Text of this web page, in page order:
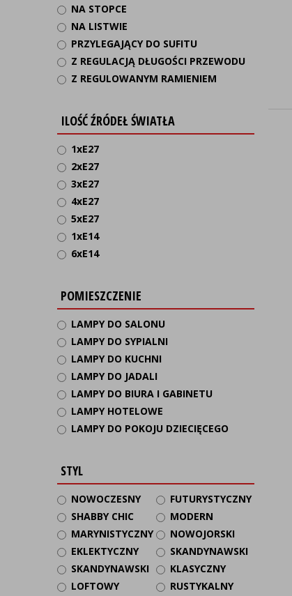
NA STOPCE
NA LISTWIE
PRZYLEGAJĄCY DO SUFITU
Z REGULACJĄ DŁUGOŚCI PRZEWODU
Z REGULOWANYM RAMIENIEM
ILOŚĆ ŹRÓDEŁ ŚWIATŁA
1xE27
2xE27
3xE27
4xE27
5xE27
1xE14
6xE14
POMIESZCZENIE
LAMPY DO SALONU
LAMPY DO SYPIALNI
LAMPY DO KUCHNI
LAMPY DO JADALI
LAMPY DO BIURA I GABINETU
LAMPY HOTELOWE
LAMPY DO POKOJU DZIECIĘCEGO
STYL
NOWOCZESNY
FUTURYSTYCZNY
SHABBY CHIC
MODERN
MARYNISTYCZNY
NOWOJORSKI
EKLEKTYCZNY
SKANDYNAWSKI
SKANDYNAWSKI
KLASYCZNY
LOFTOWY
RUSTYKALNY